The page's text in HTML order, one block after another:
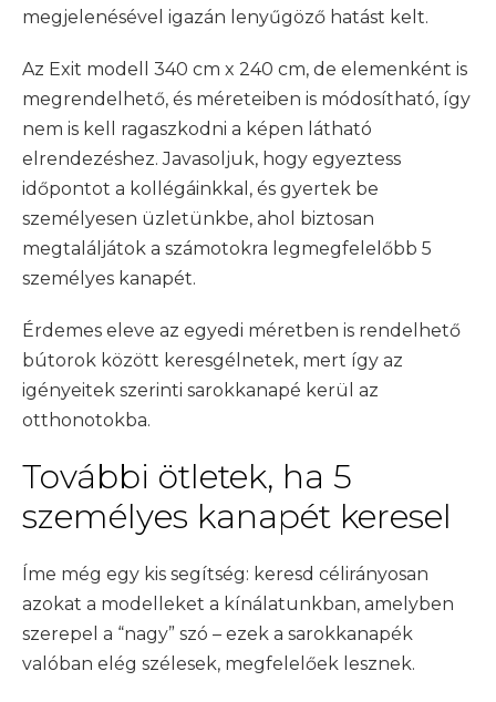
megjelenésével igazán lenyűgöző hatást kelt.
Az Exit modell 340 cm x 240 cm, de elemenként is
megrendelhető, és méreteiben is módosítható, így
nem is kell ragaszkodni a képen látható
elrendezéshez. Javasoljuk, hogy egyeztess
időpontot a kollégáinkkal, és gyertek be
személyesen üzletünkbe, ahol biztosan
megtaláljátok a számotokra legmegfelelőbb 5
személyes kanapét.
Érdemes eleve az egyedi méretben is rendelhető
bútorok között keresgélnetek, mert így az
igényeitek szerinti sarokkanapé kerül az
otthonotokba.
További ötletek, ha 5
személyes kanapét keresel
Íme még egy kis segítség: keresd célirányosan
azokat a modelleket a kínálatunkban, amelyben
szerepel a “nagy” szó – ezek a sarokkanapék
valóban elég szélesek, megfelelőek lesznek.